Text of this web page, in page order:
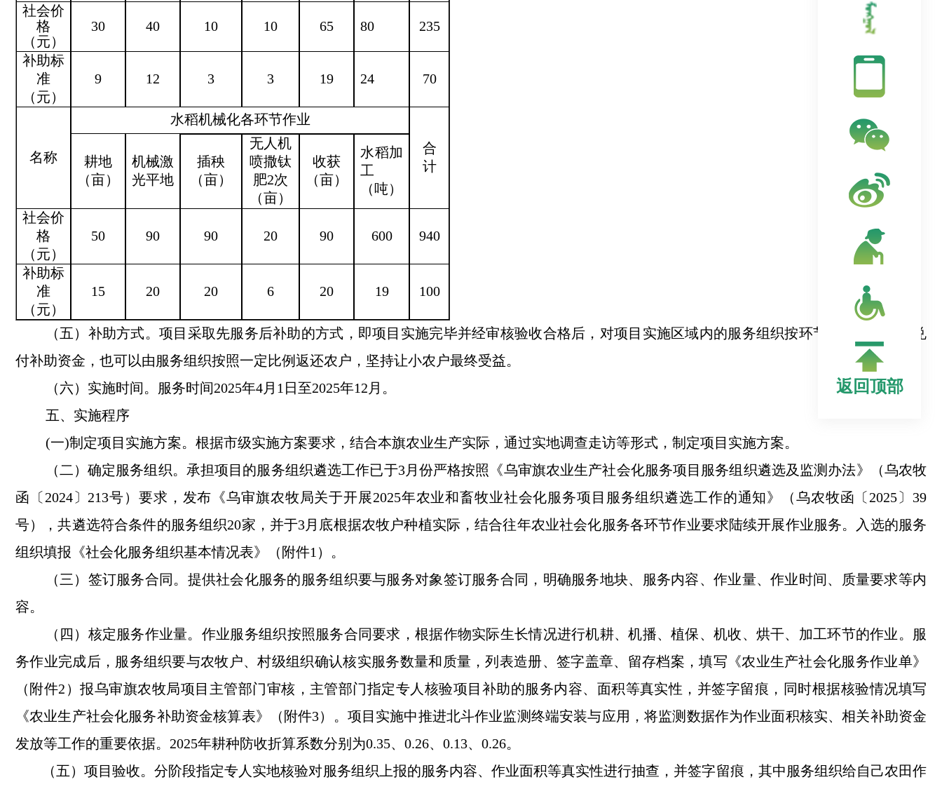
社会价
格
（元）
30 40 10 10 65 80 235
补助标
准
（元）
9 12 3 3 19 24 70
名称
水稻机械化各环节作业
合
计
耕地
（亩）
机械激
光平地
插秧
（亩）
无人机
喷撒钛
肥2次
（亩）
收获
（亩）
水稻加
工
（吨）
社会价
格
（元）
50 90 90 20 90 600 940
补助标
准
（元）
15 20 20 6 20 19 100
（五）补助方式。 项目采取先服务后补助的方式，即项目实施完毕并经审核验收合格后，对项目实施区域内的服务组织按环节和实际作业量兑
付补助资金，也可以由服务组织按照一定比例返还农户，坚持让小农户最终受益。
（六）实施时间。
服务时间2025年4月1日至2025年12月。
五、实施程序
(一)制定项目实施方案。 根据市级实施方案要求，结合本旗农业生产实际，通过实地调查走访等形式， 制定项目实施方案。
（二）确定服务组织。 承担项目的服务组织遴选工作已于3月份严格按照《乌审旗农业生产社会化服务项目服务组织遴选及监测办法》（乌农牧
函〔2024〕213号）要求，发布《乌审旗农牧局关于开展2025年农业和畜牧业社会化服务项目服务组织遴选工作的通知》（乌农牧函〔2025〕39
号），共遴选符合条件的服务组织20家，并于3月底根据农牧户种植实际，结合往年农业社会化服务各环节作业要求陆续开展作业服务。入选的服务
组织填报《社会化服务组织基本情况表》（附件1） 。
（三）签订服务合同。 提供社会化服务的服务组织要与服务对象签订服务合同，明确服务地块、服务内容、作业量、作业时间、质量要求等内
容。
（四）核定服务作业量。 作业服务组织按照服务合同要求，根据作物实际生长情况进行机耕、机播、植保、机收、烘干、加工环节的作业。服
务作业完成后，服务组织要与农牧户、村级组织确认核实服务数量和质量，列表造册、签字盖章、留存档案，填写《农业生产社会化服务作业单》
（附件2）报乌审旗农牧局项目主管部门审核 ，主管部门指定专人核验项目补助的服务内容、面积等真实性，并签字留痕，同时根据核验情况填写
《农业生产社会化服务补助资金核算表》（附件3）。项目实施中推进北斗作业监测终端安装与应用，将监测数据作为作业面积核实、相关补助资金
发放等工作的重要依据。 2025年耕种防收折算系数分别为0.35、0.26、0.13、0.26。
（五）项目验收。分阶段指定专人实地核验对服务组织上报的服务内容、作业面积等真实性进行抽查，并签字留痕，其中服务组织给自己农田作
返回顶部